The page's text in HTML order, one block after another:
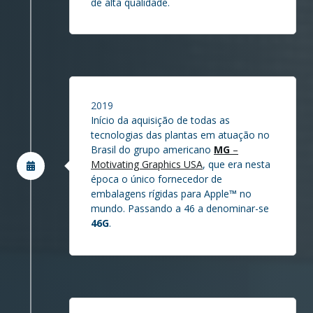
2019
Início da aquisição de todas as
tecnologias das plantas em atuação no
Brasil do grupo americano MG –
Motivating Graphics USA, que era nesta
época o único fornecedor de
embalagens rígidas para Apple™ no
mundo. Passando a 46 a denominar-se
46G.